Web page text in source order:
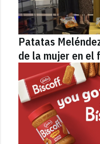
Patatas
de la mujer en el